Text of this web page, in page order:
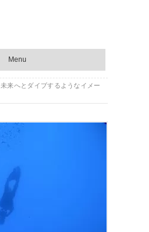
Menu
未来へとダイブするようなイメー